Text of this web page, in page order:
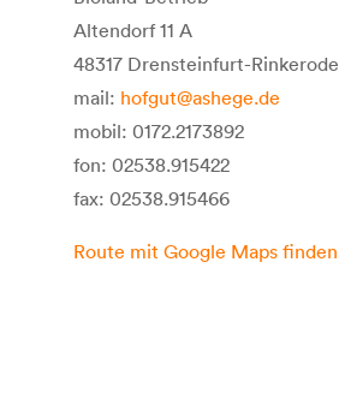
Altendorf 11 A
48317 Drensteinfurt-Rinkerode
mail: hofgut@ashege.de
mobil: 0172.2173892
fon: 02538.915422
fax: 02538.915466
Route mit Google Maps finden